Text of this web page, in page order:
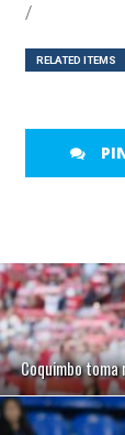
/
RELATED ITEMS
Coquimbo toma